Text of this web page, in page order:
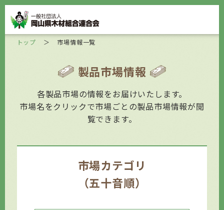
トップ ＞ 市場情報一覧
製品市場情報
各製品市場の情報をお届けいたします。
市場名をクリックで市場ごとの製品市場情報が閲
覧できます。
市場カテゴリ
（五十音順）